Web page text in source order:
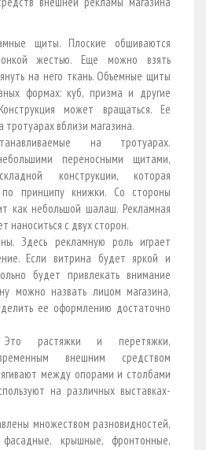
щиты. Плоские обшиваются
жестью. Еще можно взять
на него ткань. Объемные щиты
формах: куб, призма и другие
может вращаться. Ее
тротуарах вблизи магазина.
на тротуарах.
переносными щитами,
конструкции, которая
по принципу книжки. Со стороны
как небольшой шалаш. Рекламная
наноситься с двух сторон.
Здесь рекламную роль играет
Если витрина будет яркой и
будет привлекать внимание
можно назвать лицом магазина,
ее оформлению достаточно
Это растяжки и перетяжки,
внешним средством
между опорами и столбами
на различных выставках-
множеством разновидностей,
крышные, фронтонные,